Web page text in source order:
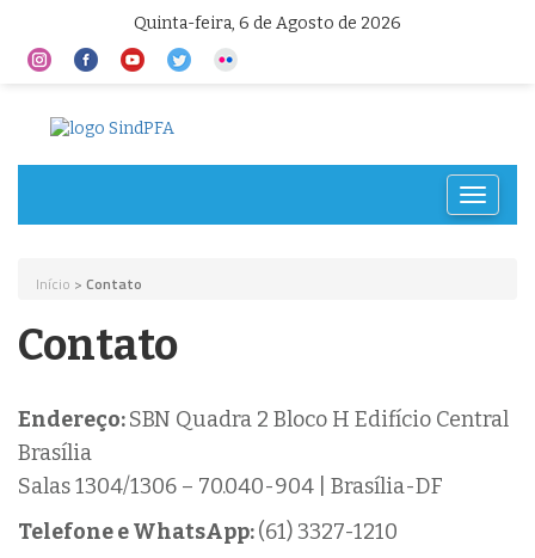
Quinta-feira, 6 de Agosto de 2026
Toggle
Início > Contato
Contato
Endereço:SBN Quadra 2 Bloco H Edifício Central
Brasília
Salas 1304/1306 – 70.040-904 | Brasília-DF
Telefone e WhatsApp:(61) 3327-1210